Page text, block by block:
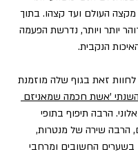
העולם ועד קצהו. בתוך
יותר ויותר, נדרשת הפעמה
הנקבית.
לחוות זאת בגוף שלה מוזמנת
'אשת חכמה שמאניזם
הרבה תיפוף בתופי
הרבה שירה של מנטרות,
בשערים החשובים ומרחבי